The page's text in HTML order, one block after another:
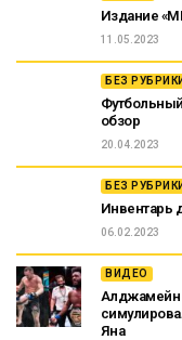
Издание
11.05.2023
БЕЗ РУБРИКИ
обзор
20.04.2023
БЕЗ РУБРИКИ
Инвентарь
06.02.2023
ВИДЕО
Алджамейн
Яна